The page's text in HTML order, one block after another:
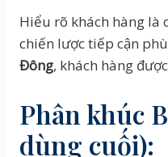
Hiểu rõ khách hàng là
chiến lược tiếp cận
Đông, khách hàng
Phân khúc
dùng cuối):